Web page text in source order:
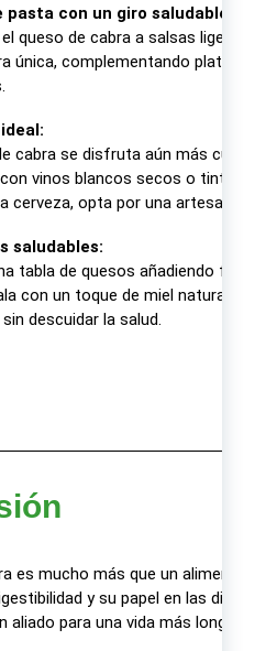
pasta con un giro saludable:
queso de cabra a salsas ligeras a
única, complementando platos de
cabra se disfruta aún más cuando
vinos blancos secos o tintos
cerveza, opta por una artesanal
saludables:
tabla de quesos añadiendo
con un toque de miel natural y
descuidar la salud.
es mucho más que un alimento:
y su papel en las dietas
aliado para una vida más longeva.